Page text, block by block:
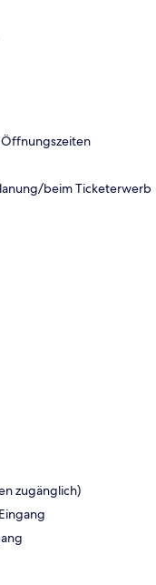
beim Ticketerwerb
zugänglich)